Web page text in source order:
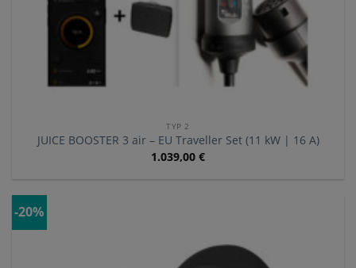
TYP 2
JUICE BOOSTER 3 air – EU Traveller Set (11 kW | 16 A)
1.039,00 €
-20%